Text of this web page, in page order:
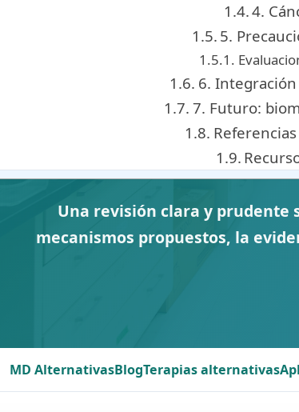
4.
5.
6.
7. Futuro:
Una revisión clara y prudente
mecanismos propuestos, la
MD AlternativasBlogTerapias alternativas